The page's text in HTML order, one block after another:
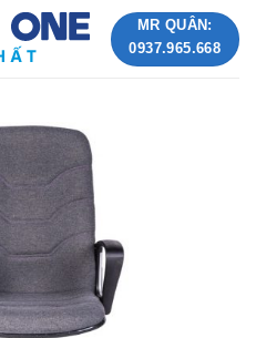
MR QUÂN:
0937.965.668